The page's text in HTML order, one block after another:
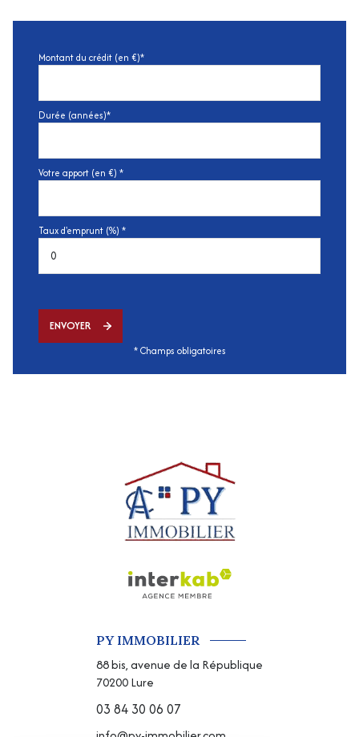
Montant du crédit (en €)*
Durée (années)*
Votre apport (en €) *
Taux d'emprunt (%) *
ENVOYER
* Champs obligatoires
PY IMMOBILIER
88 bis, avenue de la République
70200Lure
03 84 30 06 07